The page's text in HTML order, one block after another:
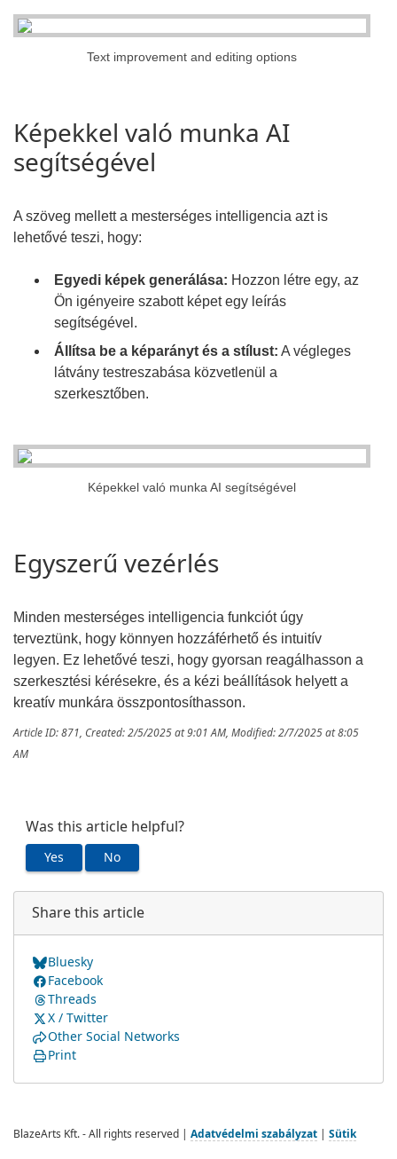
Text improvement and editing options
Képekkel való munka AI
segítségével
A szöveg mellett a mesterséges intelligencia azt is
lehetővé teszi, hogy:
Egyedi képek generálása: Hozzon létre egy, az
Ön igényeire szabott képet egy leírás
segítségével.
Állítsa be a képarányt és a stílust: A végleges
látvány testreszabása közvetlenül a
szerkesztőben.
Képekkel való munka AI segítségével
Egyszerű vezérlés
Minden mesterséges intelligencia funkciót úgy
terveztünk, hogy könnyen hozzáférhető és intuitív
legyen. Ez lehetővé teszi, hogy gyorsan reagálhasson a
szerkesztési kérésekre, és a kézi beállítások helyett a
kreatív munkára összpontosíthasson.
Article ID: 871, Created: 2/5/2025 at 9:01 AM, Modified: 2/7/2025 at 8:05
AM
Was this article helpful?
Yes No
Share this article
Bluesky
Facebook
Threads
X / Twitter
Other Social Networks
Print
BlazeArts Kft. - All rights reserved | Adatvédelmi szabályzat Sütik